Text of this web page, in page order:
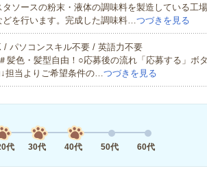
ソースの粉末・液体の調味料を製造している工
を行います。完成した調味料…つづきを見る
パソコンスキル不要 / 英語力不要
髪色・髪型自由！○応募後の流れ「応募する」ボ
担当よりご希望条件の…つづきを見る
代
30代 40代 50代 60代